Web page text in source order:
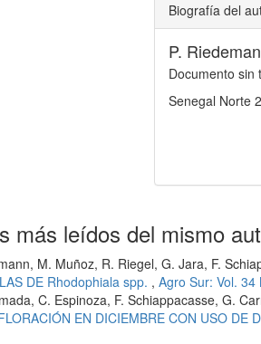
Biografía del
P.
Documento sin
Senegal Norte
más leídos del mismo
M. Muñoz, R. Riegel, G. Jara, F.
DE Rhodophiala spp. , Agro Sur: Vol.
C. Espinoza, F. Schiappacasse, G.
EN DICIEMBRE CON USO DE